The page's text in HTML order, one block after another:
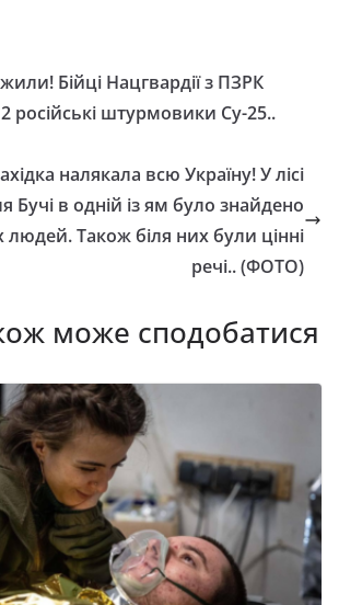
Бійці Нацгвардії з ПЗРК
російські штурмовики Су-25..
налякала всю Україну! У лісі
Бучі в одній із ям було знайдено
людей. Також біля них були цінні
речі.. (ФОТО)
може сподобатися